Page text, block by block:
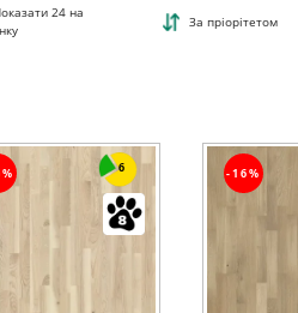
24на
За пріорітетом
6 -16%